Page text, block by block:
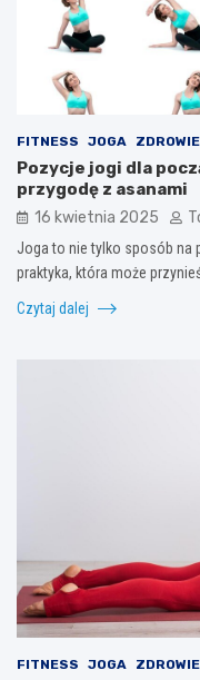
FITNESS JOGA
Pozycje jogi dla
przygodę z asanami
16 kwietnia 2025
Joga to nie tylko sposób na
praktyka, która może
Czytaj dalej
FITNESS JOGA